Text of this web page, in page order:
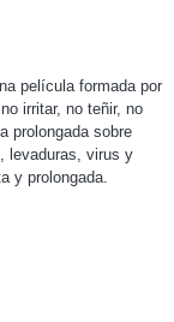
película formada por
irritar, no teñir, no
prolongada sobre
levaduras, virus y
y prolongada.